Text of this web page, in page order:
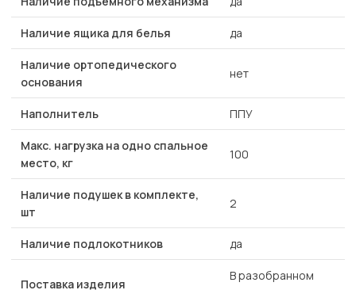
Наличие ящика для белья да
Наличие ортопедического
основания
нет
Наполнитель ППУ
Макс. нагрузка на одно спальное
место, кг
100
Наличие подушек в комплекте,
шт
2
Наличие подлокотников да
Поставка изделия
В разобранном